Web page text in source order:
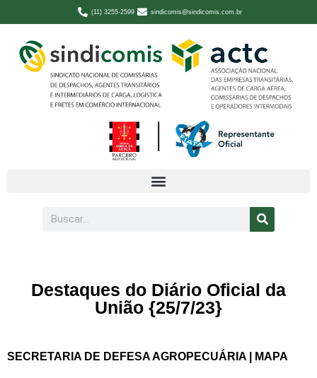
(11) 3255-2599 sindicomis@sindicomis.com.br
Destaques do Diário Oficial da
União {25/7/23}
SECRETARIA DE DEFESA AGROPECUÁRIA | MAPA